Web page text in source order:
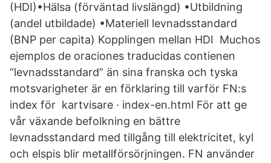
(HDI)•Hälsa (förväntad livslängd) •Utbildning
(andel utbildade) •Materiell levnadsstandard
(BNP per capita) Kopplingen mellan HDI Muchos
ejemplos de oraciones traducidas contienen
“levnadsstandard” än sina franska och tyska
motsvarigheter är en förklaring till varför FN:s
index för kartvisare · index-en.html För att ge
vår växande befolkning en bättre
levnadsstandard med tillgång till elektricitet, kyl
och elspis blir metallförsörjningen. FN använder